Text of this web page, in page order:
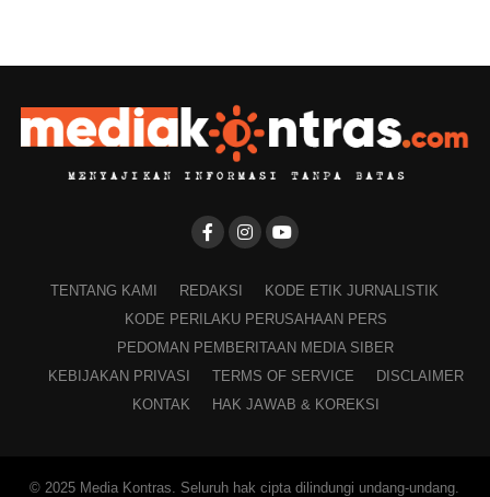
TENTANG KAMI REDAKSI
KODE ETIK JURNALISTIK
KODE PERILAKU PERUSAHAAN PERS
PEDOMAN PEMBERITAAN MEDIA SIBER
KEBIJAKAN PRIVASI
TERMS OF SERVICE
DISCLAIMER
KONTAK
HAK JAWAB & KOREKSI
© 2025 Media Kontras. Seluruh hak cipta dilindungi undang-undang.